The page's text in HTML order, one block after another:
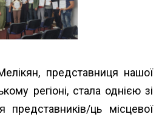
представниця нашої
регіоні, стала однією зі
представників/ць місцевої